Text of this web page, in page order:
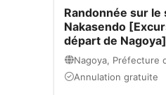
Randonnée sur
Nakasendo
départ de Nagoya]
Nagoya, Préfecture
Annulation gratuite